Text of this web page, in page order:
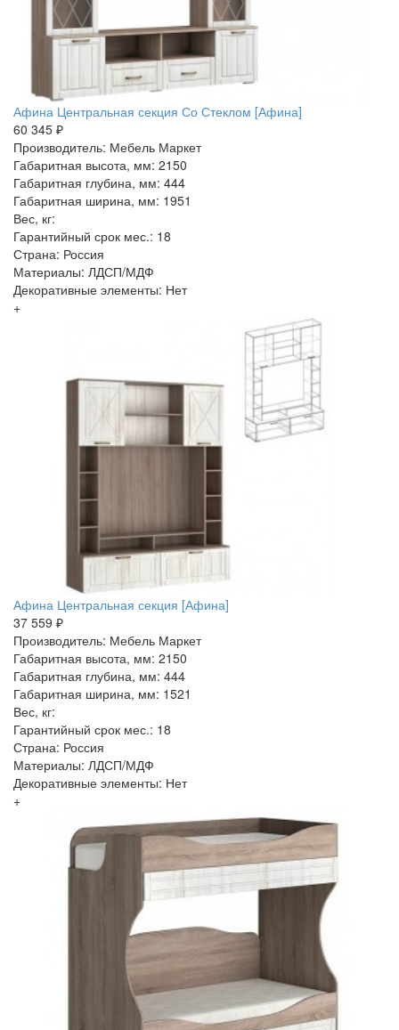
Афина Центральная секция Со Стеклом [Афина]
60 345 ₽
Производитель: Мебель Маркет
Габаритная высота, мм: 2150
Габаритная глубина, мм: 444
Габаритная ширина, мм: 1951
Вес, кг:
Гарантийный срок мес.: 18
Страна: Россия
Материалы: ЛДСП/МДФ
Декоративные элементы: Нет
+
Афина Центральная секция [Афина]
37 559 ₽
Производитель: Мебель Маркет
Габаритная высота, мм: 2150
Габаритная глубина, мм: 444
Габаритная ширина, мм: 1521
Вес, кг:
Гарантийный срок мес.: 18
Страна: Россия
Материалы: ЛДСП/МДФ
Декоративные элементы: Нет
+